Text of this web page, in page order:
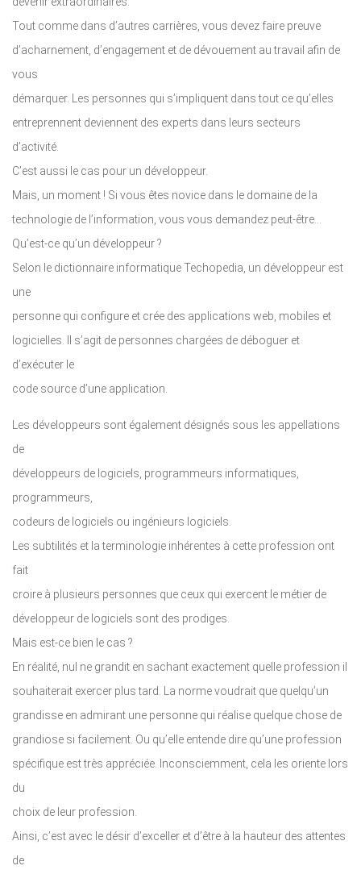
Tout comme dans d’autres carrières, vous devez faire preuve
d’acharnement, d’engagement et de dévouement au travail afin de
vous
démarquer. Les personnes qui s’impliquent dans tout ce qu’elles
entreprennent deviennent des experts dans leurs secteurs
d’activité.
C’est aussi le cas pour un développeur.
Mais, un moment ! Si vous êtes novice dans le domaine de la
technologie de l’information, vous vous demandez peut-être...
Qu’est-ce qu’un développeur ?
Selon le dictionnaire informatique Techopedia, un développeur est
une
personne qui configure et crée des applications web, mobiles et
logicielles. Il s’agit de personnes chargées de déboguer et
d’exécuter le
code source d’une application.
Les développeurs sont également désignés sous les appellations
de
développeurs de logiciels, programmeurs informatiques,
programmeurs,
codeurs de logiciels ou ingénieurs logiciels.
Les subtilités et la terminologie inhérentes à cette profession ont
fait
croire à plusieurs personnes que ceux qui exercent le métier de
développeur de logiciels sont des prodiges.
Mais est-ce bien le cas ?
En réalité, nul ne grandit en sachant exactement quelle profession il
souhaiterait exercer plus tard. La norme voudrait que quelqu’un
grandisse en admirant une personne qui réalise quelque chose de
grandiose si facilement. Ou qu’elle entende dire qu’une profession
spécifique est très appréciée. Inconsciemment, cela les oriente lors
du
choix de leur profession.
Ainsi, c’est avec le désir d’exceller et d’être à la hauteur des attentes
de